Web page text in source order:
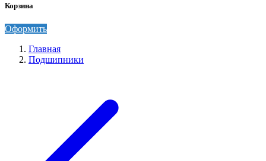
Корзина
Оформить
Главная
Подшипники